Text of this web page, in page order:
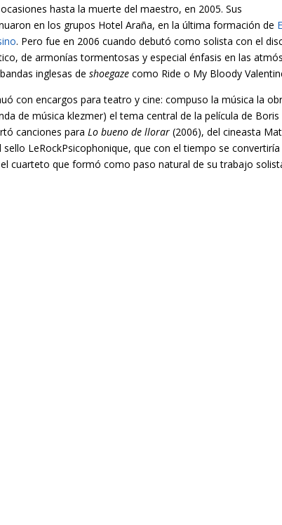
hasta la muerte del maestro, en 2005. Sus
en los grupos Hotel Araña, en la última formación de
. Pero fue en 2006 cuando debutó como solista con el
de armonías tormentosas y especial énfasis en las
inglesas de shoegaze como Ride o My Bloody
con encargos para teatro y cine: compuso la música la
de música klezmer) el tema central de la película de Boris
canciones para Lo bueno de llorar (2006), del cineasta
LeRockPsicophonique, que con el tiempo se convertiría
cuarteto que formó como paso natural de su trabajo